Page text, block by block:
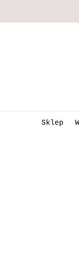
Sklep